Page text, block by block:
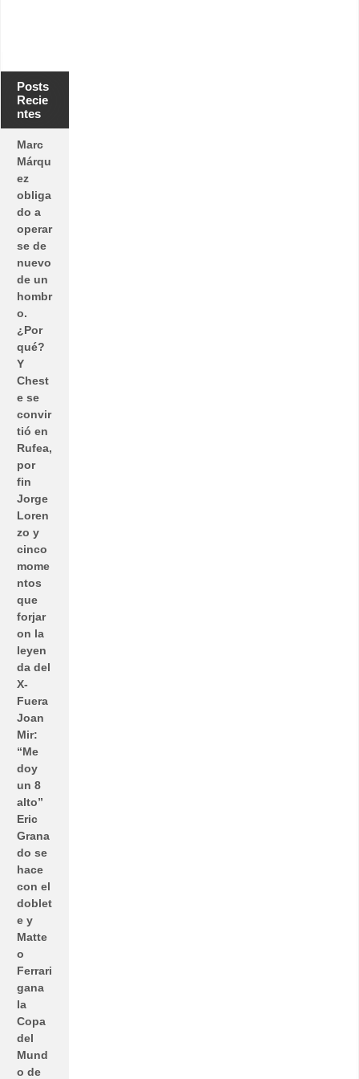
Posts
Recie
ntes
Marc
Márqu
ez
obliga
do a
operar
se de
nuevo
de un
hombr
o.
¿Por
qué?
Y
Chest
e se
convir
tió en
Rufea,
por
fin
Jorge
Loren
zo y
cinco
mome
ntos
que
forjar
on la
leyen
da del
X-
Fuera
Joan
Mir:
“Me
doy
un 8
alto”
Eric
Grana
do se
hace
con el
doblet
e y
Matte
o
Ferrari
gana
la
Copa
del
Mund
o de